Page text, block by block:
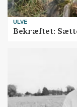
ULVE
Bekræftet: